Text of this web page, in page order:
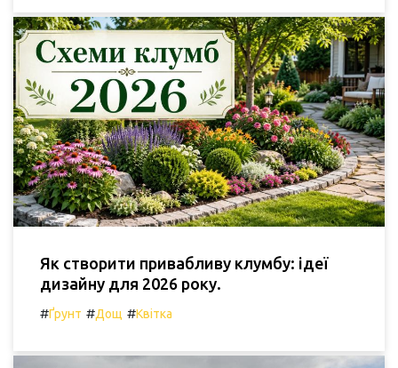
Як створити привабливу клумбу: ідеї
дизайну для 2026 року.
#Ґрунт #Дощ #Квітка